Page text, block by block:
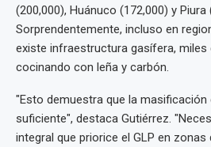
(200,000), Huánuco (172,000) y Piura
Sorprendentemente, incluso en
existe infraestructura gasífera, miles
cocinando con leña y carbón.
"Esto demuestra que la masificación
suficiente", destaca Gutiérrez.
integral que priorice el GLP en